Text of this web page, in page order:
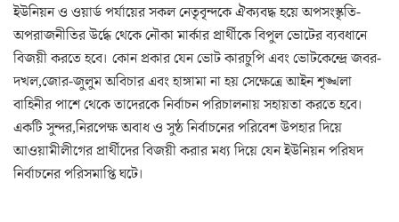
ইউনিয়ন ও ওয়ার্ড পর্যায়ের সকল নেতৃবৃন্দকে ঐক্যবদ্ধ হয়ে অপসংস্কৃতি-
অপরাজনীতির উর্দ্ধে থেকে নৌকা মার্কার প্রার্থীকে বিপুল ভোটের ব্যবধানে
বিজয়ী করতে হবে। কোন প্রকার যেন ভোট কারচুপি এবং ভোটকেন্দ্রে জবর-
দখল,জোর-জুলুম অবিচার এবং হাঙ্গামা না হয় সেক্ষেত্রে আইন শৃঙ্খলা
বাহিনীর পাশে থেকে তাদেরকে নির্বাচন পরিচালনায় সহায়তা করতে হবে।
একটি সুন্দর,নিরপেক্ষ অবাধ ও সুষ্ঠ নির্বাচনের পরিবেশ উপহার দিয়ে
আওয়ামীলীগের প্রার্থীদের বিজয়ী করার মধ্য দিয়ে যেন ইউনিয়ন পরিষদ
নির্বাচনের পরিসমাপ্তি ঘটে।